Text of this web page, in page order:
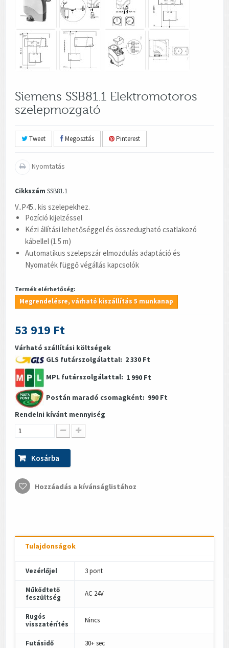
Siemens SSB81.1 Elektromotoros
szelepmozgató
Tweet Megosztás Pinterest
Nyomtatás
Cikkszám SSB81.1
V..P45.. kis szelepekhez.
Pozíció kijelzéssel
Kézi állítási lehetőséggel és összedugható csatlakozó
kábellel (1.5 m)
Automatikus szelepszár elmozdulás adaptáció és
Nyomaték függő végállás kapcsolók
Termék elérhetőség:
Megrendelésre, várható kiszállítás 5 munkanap
53 919 Ft
Várható szállítási költségek
GLS futárszolgálattal: 2 330 Ft
MPL futárszolgálattal: 1 990 Ft
Postán maradó csomagként: 990 Ft
Rendelni kívánt mennyiség
Kosárba
Hozzáadás a kívánságlistához
Tulajdonságok
Vezérlőjel 3 pont
Működtető
feszültség
AC 24V
Rugós
visszatérítés
Nincs
Futásidő 30+ sec